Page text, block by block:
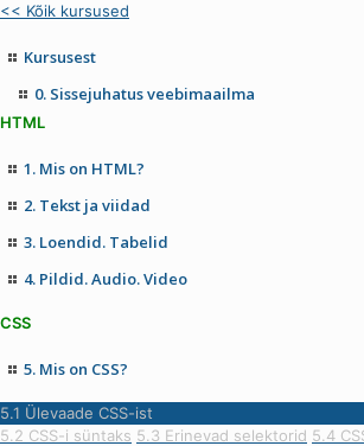
<< Kõik kursused
Kursusest
0. Sissejuhatus veebimaailma
HTML
1. Mis on HTML?
2. Tekst ja viidad
3. Loendid. Tabelid
4. Pildid. Audio. Video
CSS
5. Mis on CSS?
5.1 Ülevaade CSS-ist
5.2 CSS-i süntaks 5.3 Erinevad selektorid 5.4